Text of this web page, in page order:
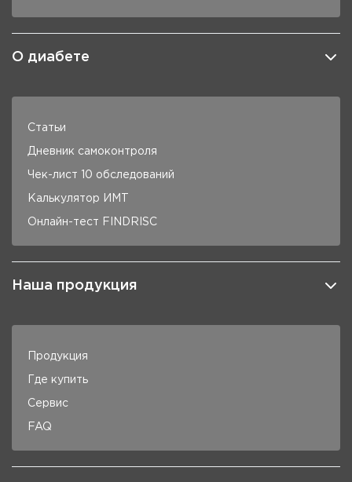
О диабете
Статьи
Дневник самоконтроля
Чек-лист 10 обследований
Калькулятор ИМТ
Онлайн-тест FINDRISC
Наша продукция
Продукция
Где купить
Сервис
FAQ